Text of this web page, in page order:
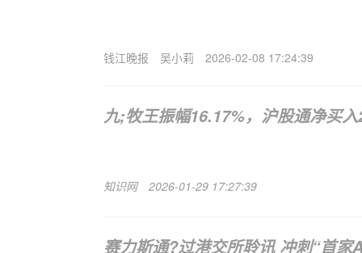
钱江晚报 吴小莉 2026-02-08 17:24:39
九;牧王振幅16.17%，沪股通净买
知识网 2026-01-29 17:27:39
赛力斯通?过港交所聆讯 冲刺“首家